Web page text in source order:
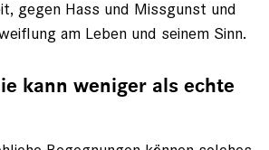
gegen Hass und Missgunst und
am Leben und seinem Sinn.
kann weniger als echte